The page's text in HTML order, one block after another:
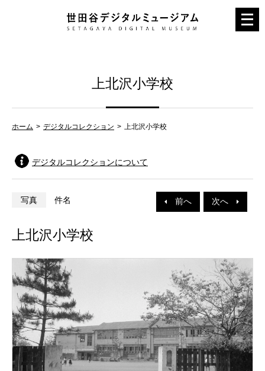
メ
ニ
上北沢小学校
ホーム デジタルコレクション 上北沢小学校
デジタルコレクションについて
前へ 次へ
写真 件名
上北沢小学校